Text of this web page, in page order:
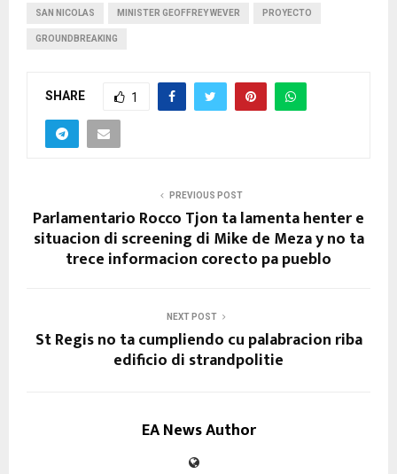
y
r
SAN NICOLAS MINISTER GEOFFREY WEVER PROYECTO
GROUNDBREAKING
SHARE 1
PREVIOUS POST
Parlamentario Rocco Tjon ta lamenta henter e
situacion di screening di Mike de Meza y no ta
trece informacion corecto pa pueblo
NEXT POST
St Regis no ta cumpliendo cu palabracion riba
edificio di strandpolitie
EA News Author